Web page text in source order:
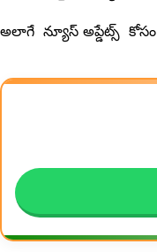
అలాగే న్యూస్ అప్డేట్స్ కోసం